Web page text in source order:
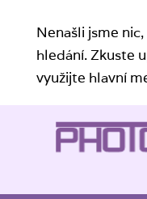
Nenašli jsme
hledání. Zkuste
využijte hlavní